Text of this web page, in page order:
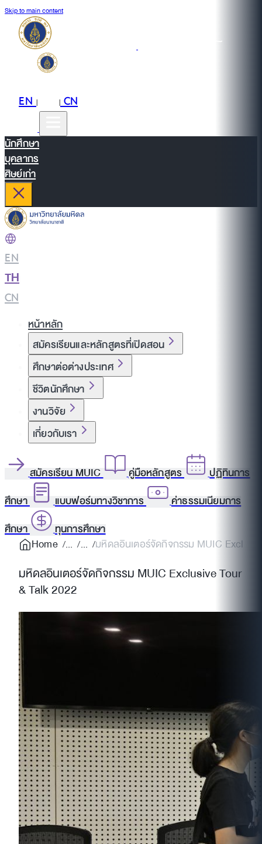
Skip to main content
EN| |CN
นักศึกษา
บุคลากร
ศิษย์เก่า
EN
TH
CN
หน้าหลัก
สมัครเรียนและหลักสูตรที่เปิดสอน
ศึกษาต่อต่างประเทศ
ชีวิตนักศึกษา
งานวิจัย
เกี่ยวกับเรา
สมัครเรียน MUIC คู่มือหลักสูตร
ปฏิทินการ
ศึกษา
แบบฟอร์มทางวิชาการ
ค่าธรรมเนียมการ
ศึกษา
ทุนการศึกษา
Home
มหิดลอินเตอร์จัดกิจกรรม MUIC
มหิดลอินเตอร์จัดกิจกรรม MUIC Exclusive Tour
& Talk 2022